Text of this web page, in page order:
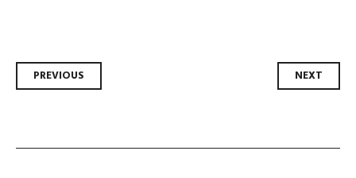
Post
PREVIOUS NEXT